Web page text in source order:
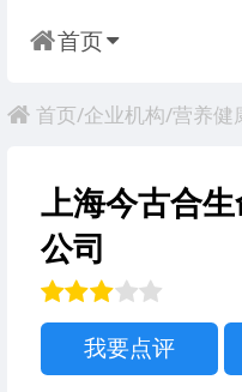
首页
首页/企业机构/营养健
上海今古合
公司
我要点评